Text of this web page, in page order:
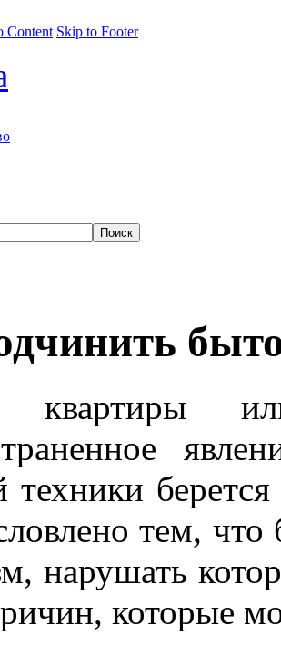
Content Skip to Footer
квартиры
техники
тем,
нарушать
которые